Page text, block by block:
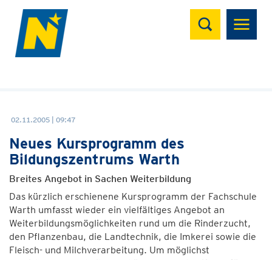
Suchen
02.11.2005 | 09:47
Neues Kursprogramm des
Bildungszentrums Warth
Breites Angebot in Sachen Weiterbildung
Das kürzlich erschienene Kursprogramm der Fachschule
Warth umfasst wieder ein vielfältiges Angebot an
Weiterbildungsmöglichkeiten rund um die Rinderzucht,
den Pflanzenbau, die Landtechnik, die Imkerei sowie die
Fleisch- und Milchverarbeitung. Um möglichst